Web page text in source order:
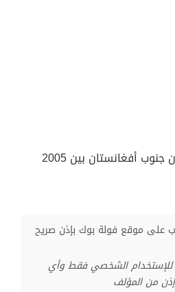
تحميل كتاب تكتيكات طالبان جنوب أفغانستان بين 2005
على موقع فولة بوك بإذن صريح
للإستخدام الشخصي فقط وأي
من المؤلف